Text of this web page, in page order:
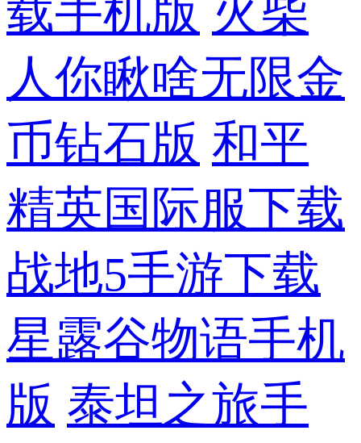
载手机版 火柴
人你瞅啥无限金
币钻石版 和平
精英国际服下载
战地5手游下载
星露谷物语手机
版 泰坦之旅手